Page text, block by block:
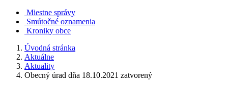
Miestne správy
Smútočné oznamenia
Kroniky obce
Úvodná stránka
Aktuálne
Aktuality
Obecný úrad dňa 18.10.2021 zatvorený